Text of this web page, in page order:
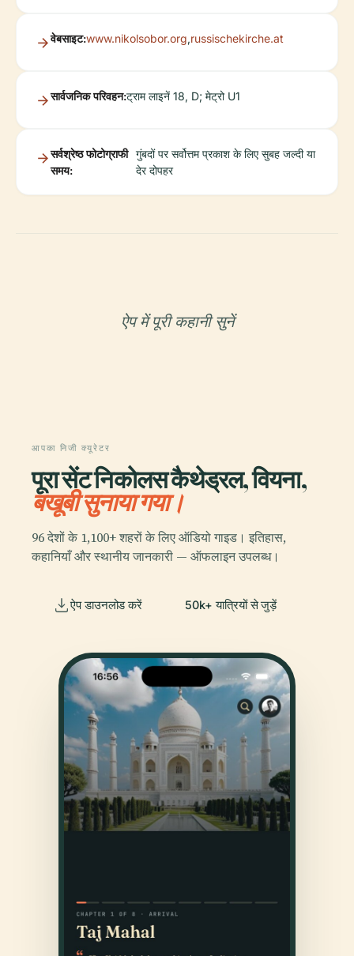
वेबसाइट:www.nikolsobor.org,russischekirche.at
सार्वजनिक परिवहन:ट्राम लाइनें 18, D; मेट्रो U1
सर्वश्रेष्ठ फोटोग्राफी
समय:
गुंबदों पर सर्वोत्तम प्रकाश के लिए सुबह जल्दी या
देर दोपहर
ऐप में पूरी कहानी सुनें
आपका निजी क्यूरेटर
पूरा सेंट निकोलस कैथेड्रल, वियना,
बखूबी सुनाया गया।
96 देशों के 1,100+ शहरों के लिए ऑडियो गाइड। इतिहास,
कहानियाँ और स्थानीय जानकारी — ऑफलाइन उपलब्ध।
ऐप डाउनलोड करें 50k+ यात्रियों से जुड़ें